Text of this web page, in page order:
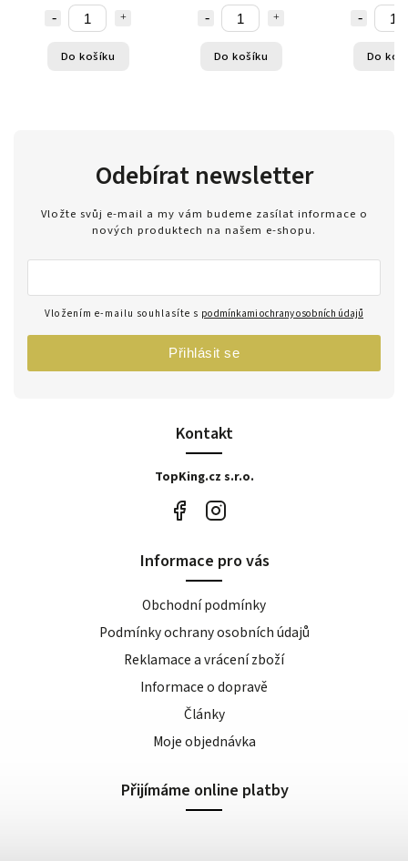
Do košíku Do košíku Do
Kontakt
TopKing.cz s.r.o.
Odebírat newsletter
Vložte svůj e-mail a my vám budeme zasílat informace o
nových produktech na našem e-shopu.
Vložením e-mailu souhlasíte s podmínkami ochrany osobních údajů
Přihlásit se
Informace pro vás
Obchodní podmínky
Podmínky ochrany osobních údajů
Reklamace a vrácení zboží
Informace o dopravě
Články
Moje objednávka
Přijímáme online platby